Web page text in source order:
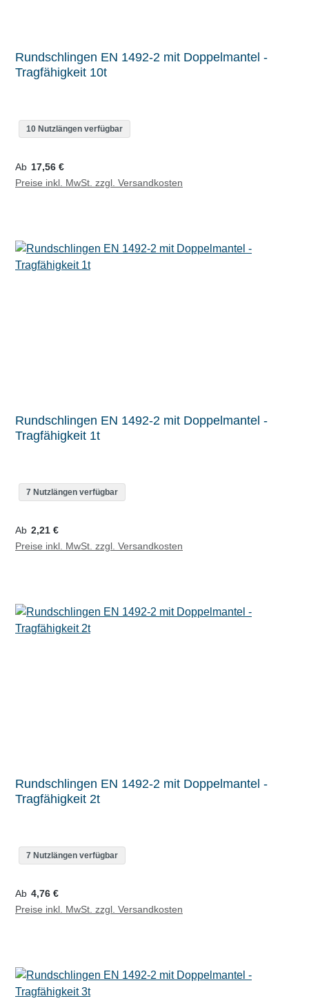
Rundschlingen EN 1492-2 mit Doppelmantel -
Tragfähigkeit 10t
10 Nutzlängen verfügbar
Regulärer Preis:
Ab 17,56 €
Preise inkl. MwSt. zzgl. Versandkosten
Rundschlingen EN 1492-2 mit Doppelmantel -
Tragfähigkeit 1t
7 Nutzlängen verfügbar
Regulärer Preis:
Ab 2,21 €
Preise inkl. MwSt. zzgl. Versandkosten
Rundschlingen EN 1492-2 mit Doppelmantel -
Tragfähigkeit 2t
7 Nutzlängen verfügbar
Regulärer Preis:
Ab 4,76 €
Preise inkl. MwSt. zzgl. Versandkosten